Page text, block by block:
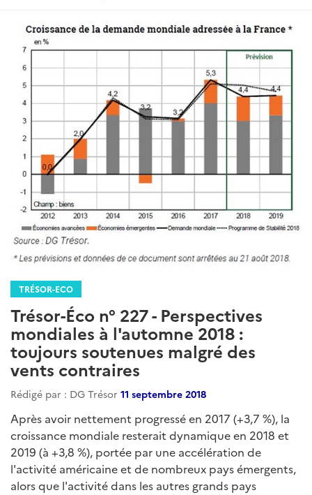
TRÉSOR-ECO
Trésor-Éco n° 227 - Perspectives
mondiales à l'automne 2018 :
toujours soutenues malgré des
vents contraires
Rédigé par : DG Trésor 11 septembre 2018
Après avoir nettement progressé en 2017 (+3,7 %), la
croissance mondiale resterait dynamique en 2018 et
2019 (à +3,8 %), portée par une accélération de
l'activité américaine et de nombreux pays émergents,
alors que l'activité dans les autres grands pays